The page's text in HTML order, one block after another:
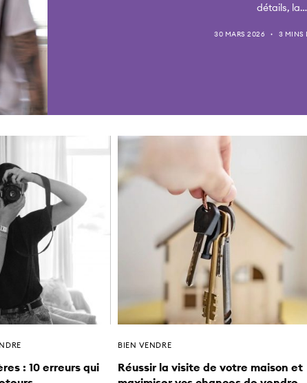
détails, la…
30 MARS 2026 3 MINS
: 10 erreurs qui
BIEN VENDRE
Réussir la visite de votre maison et